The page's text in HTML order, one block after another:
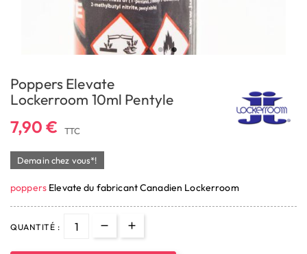
Poppers Elevate
Lockerroom 10ml Pentyle
7,90 € TTC
Demain chez vous*!
poppersElevate du fabricant Canadien Lockerroom
QUANTITÉ :